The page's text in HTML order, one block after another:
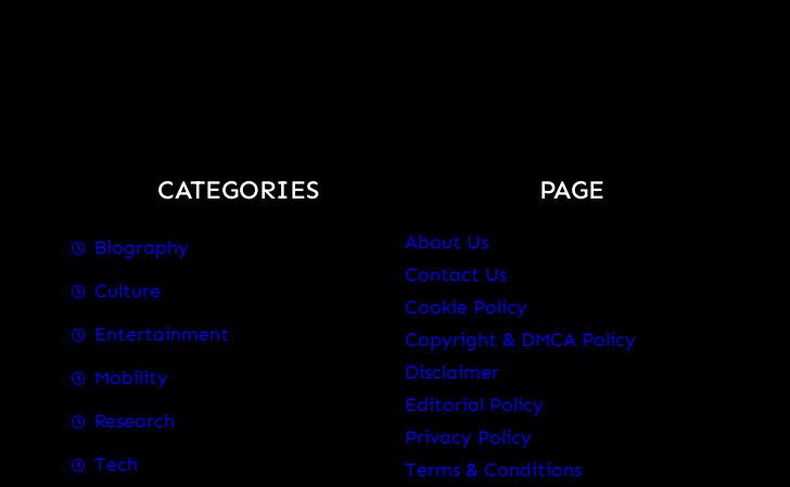
CATEGORIES
Biography
Culture
Entertainment
Mobility
Research
Tech
PAGE
About Us
Contact Us
Cookie Policy
Copyright & DMCA Policy
Disclaimer
Editorial Policy
Privacy Policy
Terms & Conditions